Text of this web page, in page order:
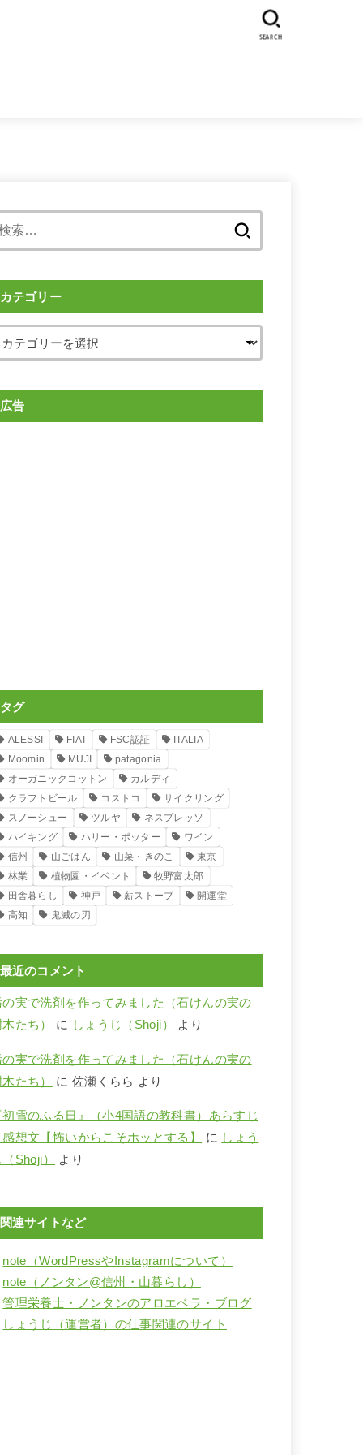
SEARCH
カテゴリー
広告
タグ
ALESSI FIAT FSC認証
ITALIA
Moomin
MUJI
patagonia
オーガニックコットン
カルディ
クラフトビール
コストコ
サイクリング
スノーシュー
ツルヤ
ネスプレッソ
ハイキング
ハリー・ポッター
ワイン
信州
山ごはん 山菜・きのこ
東京
林業
植物園・イベント
牧野富太郎
田舎暮らし
神戸 薪ストーブ
開運堂
高知
鬼滅の刃
最近のコメント
の実で洗剤を作ってみました（石けんの実の
たち）
に しょうじ（Shoji） より
の実で洗剤を作ってみました（石けんの実の
たち）
に 佐瀬くらら より
初雪のふる日』（小4国語の教科書）あらすじ
感想文【怖いからこそホッとする】
に しょう
Shoji）
より
関連サイトなど
note（WordPressやInstagramについて）
note（ノンタン@信州・山暮らし）
管理栄養士・ノンタンのアロエベラ・ブログ
しょうじ（運営者）の仕事関連のサイト